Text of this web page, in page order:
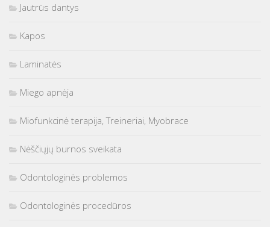
Jautrūs dantys
Kapos
Laminatės
Miego apnėja
Miofunkcinė terapija, Treineriai, Myobrace
Nėščiųjų burnos sveikata
Odontologinės problemos
Odontologinės procedūros